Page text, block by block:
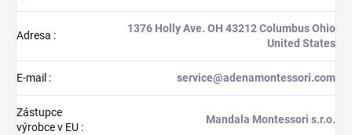
Adresa :
1376 Holly Ave. OH 43212 Columbus Ohio
United States
E-mail : service@adenamontessori.com
Zástupce
výrobce v EU :
Mandala Montessori s.r.o.